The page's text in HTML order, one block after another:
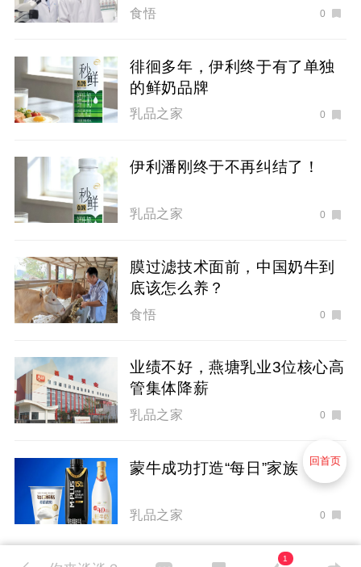
食悟 0
徘徊多年，伊利终于有了单独
的鲜奶品牌
乳品之家 0
伊利潘刚终于不再纠结了！
乳品之家 0
膜过滤技术面前，中国奶牛到
底该怎么养？
食悟 0
业绩不好，燕塘乳业3位核心高
管集体降薪
乳品之家 0
蒙牛成功打造“每日”家族
乳品之家 0
1
回首页